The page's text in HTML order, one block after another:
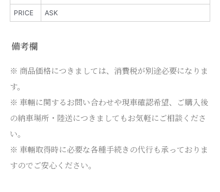
PRICE ASK
備考欄
※ 商品価格につきましては、消費税が別途必要になりま
す。
※ 車輛に関するお問い合わせや現車確認希望、ご購入後
の納車場所・陸送につきましてもお気軽にご相談くださ
い。
※ 車輛取得時に必要な各種手続きの代行も承っておりま
すのでご安心ください。